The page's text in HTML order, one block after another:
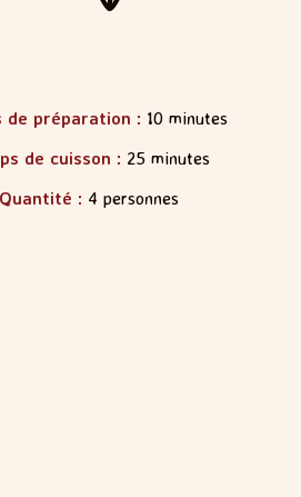
de préparation : 10 minutes
de cuisson : 25 minutes
Quantité : 4 personnes